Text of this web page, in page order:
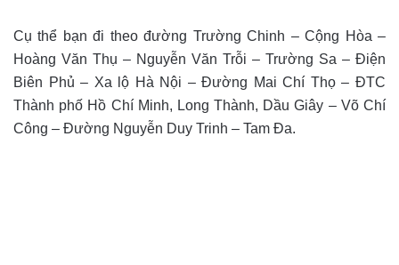
Cụ thể bạn đi theo đường Trường Chinh – Cộng Hòa –
Hoàng Văn Thụ – Nguyễn Văn Trỗi – Trường Sa – Điện
Biên Phủ – Xa lộ Hà Nội – Đường Mai Chí Thọ – ĐTC
Thành phố Hồ Chí Minh, Long Thành, Dầu Giây – Võ Chí
Công – Đường Nguyễn Duy Trinh – Tam Đa.